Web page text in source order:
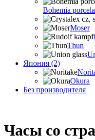
Bohemia
Moser
Thun
Япония (2)
Okura
Без производителя
Часы со